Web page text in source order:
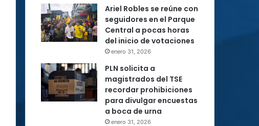
Ariel Robles se reúne con
seguidores en el Parque
Central a pocas horas
del inicio de votaciones
enero 31, 2026
PLN solicita a
magistrados del TSE
recordar prohibiciones
para divulgar encuestas
a boca de urna
enero 31, 2026